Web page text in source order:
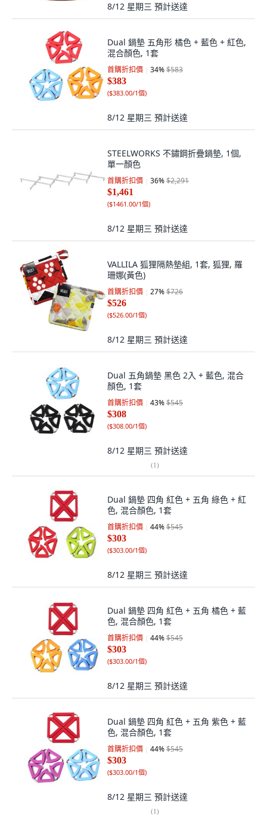
8/12 星期三 預計送達
Dual 鍋墊 五角形 橘色 + 藍色 + 紅色,
混合顏色, 1套
首購折扣價 34%$583
$383
($383.00/1個)
8/12 星期三 預計送達
STEELWORKS 不鏽鋼折疊鍋墊, 1個,
單一顏色
首購折扣價 36%$2,291
$1,461
($1461.00/1個)
8/12 星期三 預計送達
VALLILA 狐狸隔熱墊組, 1套, 狐狸, 羅
珊娜(黃色)
首購折扣價 27%$726
$526
($526.00/1個)
8/12 星期三 預計送達
Dual 五角鍋墊 黑色 2入 + 藍色, 混合
顏色, 1套
首購折扣價 43%$545
$308
($308.00/1個)
8/12 星期三 預計送達
(1)
Dual 鍋墊 四角 紅色 + 五角 綠色 + 紅
色, 混合顏色, 1套
首購折扣價 44%$545
$303
($303.00/1個)
8/12 星期三 預計送達
Dual 鍋墊 四角 紅色 + 五角 橘色 + 藍
色, 混合顏色, 1套
首購折扣價 44%$545
$303
($303.00/1個)
8/12 星期三 預計送達
Dual 鍋墊 四角 紅色 + 五角 紫色 + 藍
色, 混合顏色, 1套
首購折扣價 44%$545
$303
($303.00/1個)
8/12 星期三 預計送達
(1)